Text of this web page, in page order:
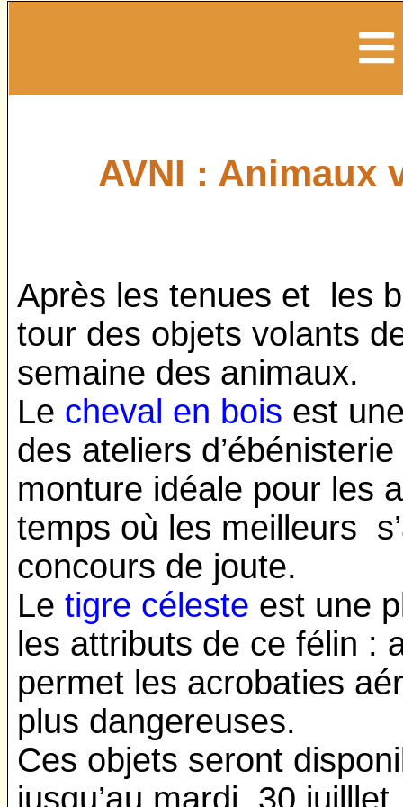
AVNI : Animaux
Après les tenues et les
tour des objets volants
semaine des animaux.
Le cheval en bois est
des ateliers
monture idéale pour les
temps où les meilleurs
concours de joute.
Le tigre céleste est une
les attributs de ce félin :
permet les acrobaties
plus dangereuses.
Ces objets seront
jusqu’au mardi 30 juilllet.